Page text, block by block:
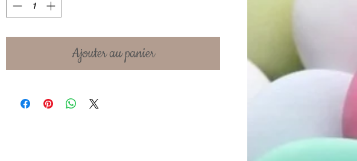
Ajouter au panier